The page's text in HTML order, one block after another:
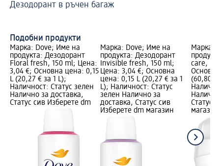
Дезодорант в ръчен багаж
Подобни продукти
Марка: Dove; Име на
продукта: Дезодорант
Floral fresh, 150 ml; Цена:
3,04 €; Основна цена: 0,15
L (20,27 € за 1 L);
Наличност: Статус зелен
Налично за доставка,
Статус сив Изберете dm
Марка: Dove; Име на
продукта: Дезодорант
Invisible fresh, 150 ml;
Цена: 3,04 €; Основна
цена: 0,15 L (20,27 € за 1
L); Наличност: Статус
зелен Налично за
доставка, Статус сив
Изберете dm магазин
Марка:
care, 50
(60,80 €
Статус
магазин